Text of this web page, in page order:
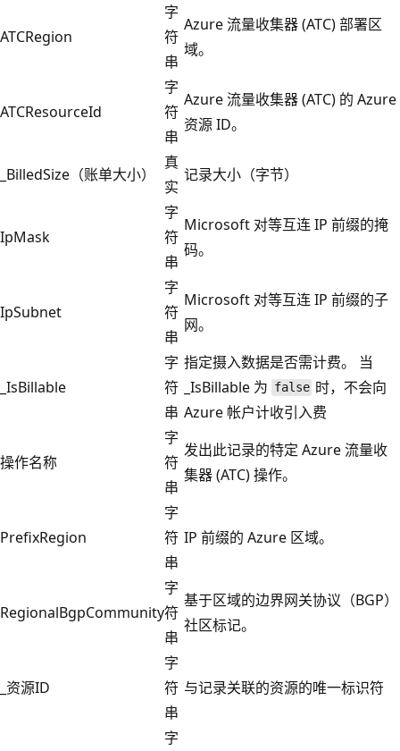
ATCRegion
字
符
串
Azure 流量收集器 (ATC) 部署区
域。
ATCResourceId
字
符
串
Azure 流量收集器 (ATC) 的 Azure
资源 ID。
_BilledSize（账单大小）
真
实
记录大小（字节）
IpMask
字
符
串
Microsoft 对等互连 IP 前缀的掩
码。
IpSubnet
字
符
串
Microsoft 对等互连 IP 前缀的子
网。
_IsBillable
字
符
串
指定摄入数据是否需计费。 当
_IsBillable 为 false 时，不会向
Azure 帐户计收引入费
操作名称
字
符
串
发出此记录的特定 Azure 流量收
集器 (ATC) 操作。
PrefixRegion
字
符
串
IP 前缀的 Azure 区域。
RegionalBgpCommunity
字
符
串
基于区域的边界网关协议（BGP）
社区标记。
_资源ID
字
符
串
与记录关联的资源的唯一标识符
字